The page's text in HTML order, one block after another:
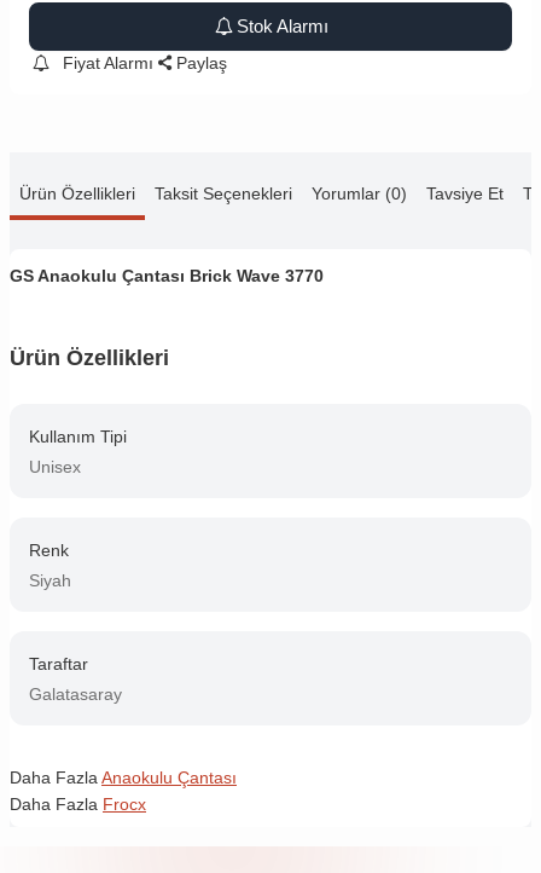
Stok Alarmı
Fiyat Alarmı Paylaş
Ürün Özellikleri Taksit Seçenekleri Yorumlar (0) Tavsiye Et
GS Anaokulu Çantası Brick Wave 3770
Ürün Özellikleri
Kullanım Tipi
Unisex
Renk
Siyah
Taraftar
Galatasaray
Daha Fazla Anaokulu Çantası
Daha Fazla Frocx